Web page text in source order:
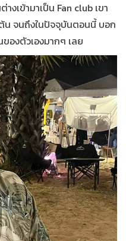
เข้ามาเป็น Fan club เขา
จนถึงในปัจจุบันตอนนี้ บอก
องตัวเองมากๆ เลย